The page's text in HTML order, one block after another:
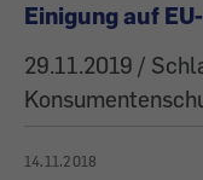
Einigung auf
29.11.2019 /
14.11.2018